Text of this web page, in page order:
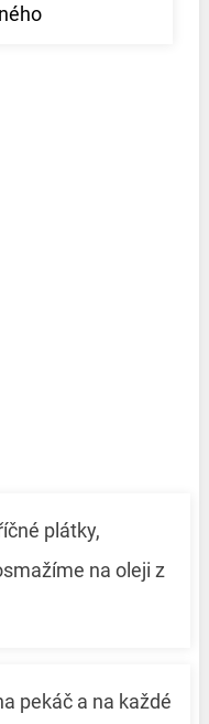
plátky,
na oleji z
pekáč a na každé